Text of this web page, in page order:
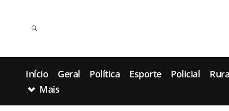
Início Geral Política Esporte Policial
Mais